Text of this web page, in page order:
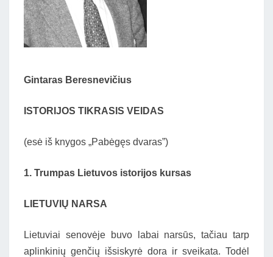
Gintaras Beresnevičius
ISTORIJOS TIKRASIS VEIDAS
(esė iš knygos „Pabėgęs dvaras”)
1. Trumpas Lietuvos istorijos kursas
LIETUVIŲ NARSA
Lietuviai senovėje buvo labai narsūs, tačiau tarp
aplinkinių genčių išsiskyrė dora ir sveikata. Todėl